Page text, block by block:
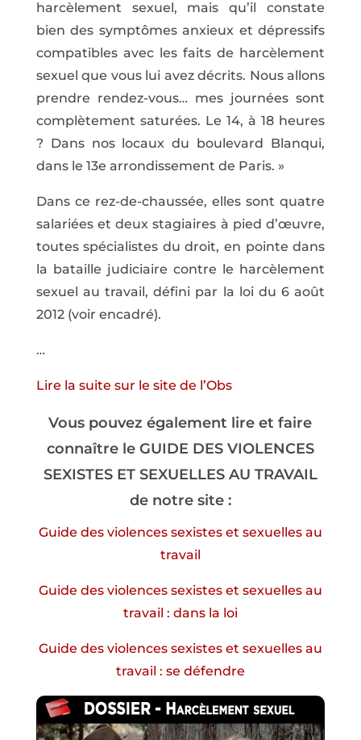
harcèlement sexuel, mais qu’il constate
bien des symptômes anxieux et dépressifs
compatibles avec les faits de harcèlement
sexuel que vous lui avez décrits. Nous allons
prendre rendez-vous… mes journées sont
complètement saturées. Le 14, à 18 heures
? Dans nos locaux du boulevard Blanqui,
dans le 13e arrondissement de Paris. »
Dans ce rez-de-chaussée, elles sont quatre
salariées et deux stagiaires à pied d’œuvre,
toutes spécialistes du droit, en pointe dans
la bataille judiciaire contre le harcèlement
sexuel au travail, défini par la loi du 6 août
2012 (voir encadré).
…
Lire la suite sur le site de l’Obs
Vous pouvez également lire et faire
connaître le GUIDE DES VIOLENCES
SEXISTES ET SEXUELLES AU TRAVAIL
de notre site :
Guide des violences sexistes et sexuelles au
travail
Guide des violences sexistes et sexuelles au
travail : dans la loi
Guide des violences sexistes et sexuelles au
travail : se défendre